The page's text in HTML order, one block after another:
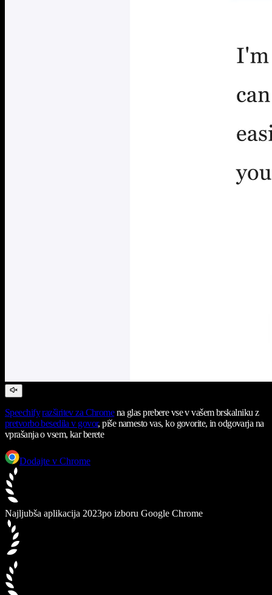
Speechify razširitev za Chromena glas prebere vse v vašem brskalniku z
pretvorbo besedila v govor, piše namesto vas, ko govorite, in odgovarja na
vprašanja o vsem, kar berete
Dodajte v Chrome
Najljubša aplikacija 2023po izboru Google Chrome